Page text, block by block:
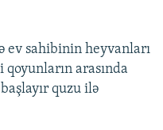
ev sahibinin heyvanları
qoyunların arasında
quzu ilə